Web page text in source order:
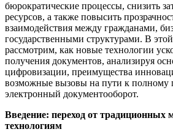
бюрократические процессы, снизить
ресурсов, а также повысить
взаимодействия между гражданами,
государственными структурами. В
рассмотрим, как новые технологии
получения документов, анализируя
цифровизации, преимущества
возможные вызовы на пути к полному
электронный документооборот.
Введение: переход от
технологиям